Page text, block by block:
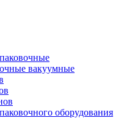
вакуумные
оборудования